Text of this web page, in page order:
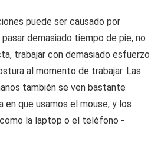
puede ser causado por
demasiado tiempo de pie, no
trabajar con demasiado esfuerzo
al momento de trabajar. Las
también se ven bastante
en que usamos el mouse, y los
la laptop o el teléfono -